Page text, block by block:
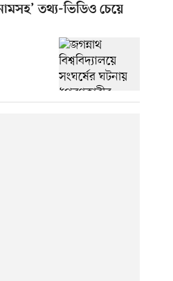
তথ্য-ভিডিও চেয়ে